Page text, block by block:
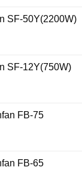
SF-50Y(2200W)
SF-12Y(750W)
FB-75
FB-65